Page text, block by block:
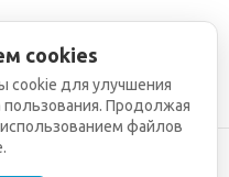
cookies
cookie для улучшения
Продолжая
файлов